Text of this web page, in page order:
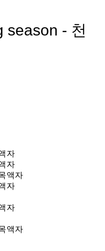
season - 천
자
자
액자
자
자
액자